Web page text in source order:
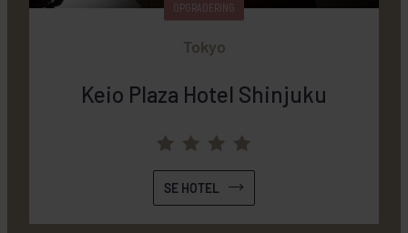
OPGRADERING
Tokyo
Keio Plaza Hotel Shinjuku
SE HOTEL